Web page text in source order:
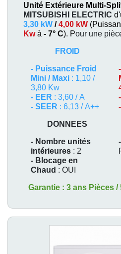
Unité Extérieure Multi-
MITSUBISHI ELECTRIC
3,30 kW /4,00 kW (
Kwà - 7° C). Pour une
FROID
- Puissance Froid
Mini / Maxi : 1,10 /
3,80 Kw
- EER : 3,60 / A
- SEER : 6,13 / A++
-
DONNEES
- Nombre unités
intérieures : 2
- Blocage en
Chaud : OUI
Garantie : 3 ans Pièces